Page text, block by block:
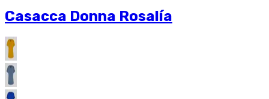
Casacca Donna Rosalía